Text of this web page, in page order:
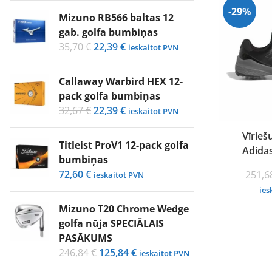
1234,20 €.957,11 €.
Mizuno RB566 baltas 12
gab. golfa bumbiņas
35,70€Original
price
was:
35,70 €.
22,39€Current
price
is:
22,39 €.
ieskaitot PVN
Callaway Warbird HEX 12-
pack golfa bumbiņas
32,67€Original
price
was:
22,39€Current
price
is:
22,39 €.
ieskaitot PVN
Titleist ProV1 12-pack golfa
bumbiņas
72,60€ ieskaitot PVN
Mizuno T20 Chrome Wedge
golfa nūja SPECIĀLAIS
PASĀKUMS
246,84€ Original
price
125,84€Current
price
ieskaitot PVN
-29%